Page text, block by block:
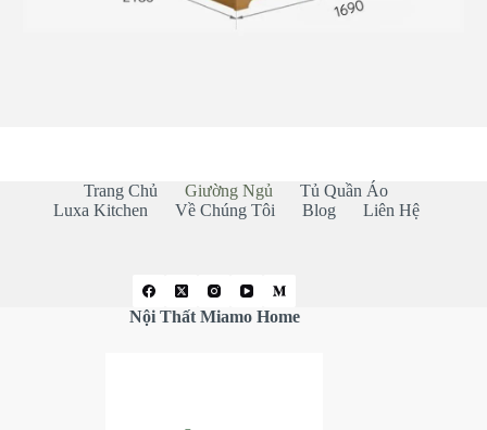
Trang Chủ Giường Ngủ
Tủ Quần Áo
Luxa Kitchen
Về Chúng Tôi Blog Liên Hệ
Nội Thất Miamo Home